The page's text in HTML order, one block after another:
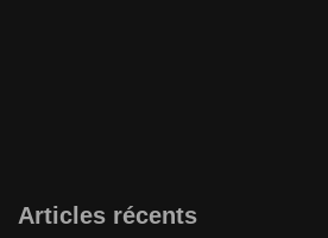
Articles récents